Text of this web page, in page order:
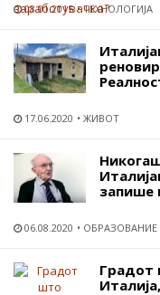
08.01.2015 ТЕХНОЛОГИЈА
17.06.2020 ЖИВОТ
запише
06.08.2020 ОБРАЗОВАНИЕ
Градот